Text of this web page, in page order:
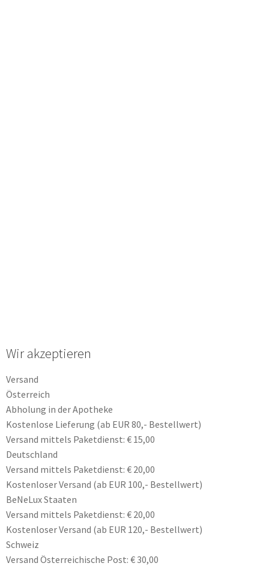
Wir akzeptieren
Versand
Österreich
Abholung in der Apotheke
Kostenlose Lieferung (ab EUR 80,- Bestellwert)
Versand mittels Paketdienst: € 15,00
Deutschland
Versand mittels Paketdienst: € 20,00
Kostenloser Versand (ab EUR 100,- Bestellwert)
BeNeLux Staaten
Versand mittels Paketdienst: € 20,00
Kostenloser Versand (ab EUR 120,- Bestellwert)
Schweiz
Versand Österreichische Post: € 30,00